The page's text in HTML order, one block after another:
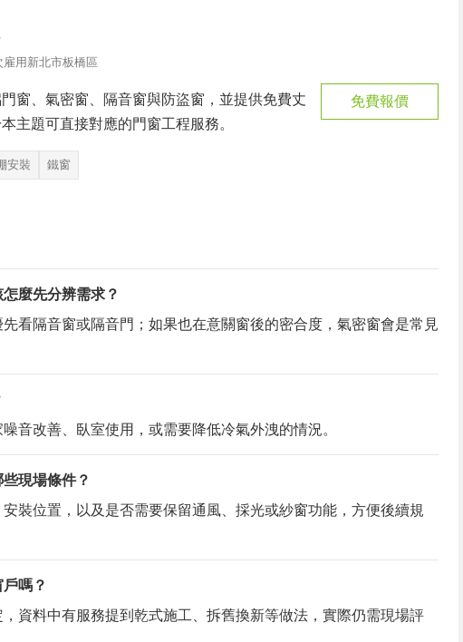
雇用 新北市板橋區
窗、氣密窗、隔音窗與防盜窗，並提供免費丈
主題可直接對應的門窗工程服務。
安裝 鐵窗
免費報價
麼先分辨需求？
看隔音窗或隔音門；如果也在意關窗後的密合度，氣密窗會是常見
音改善、臥室使用，或需要降低冷氣外洩的情況。
現場條件？
裝位置，以及是否需要保留通風、採光或紗窗功能，方便後續規
嗎？
資料中有服務提到乾式施工、拆舊換新等做法，實際仍需現場評